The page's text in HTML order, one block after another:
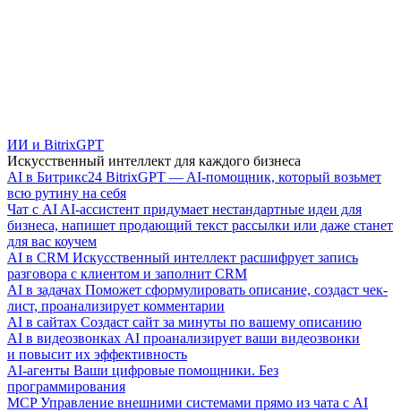
ИИ и BitrixGPT
Искусственный интеллект для каждого бизнеса
AI в Битрикс24 BitrixGPT — AI-помощник, который возьмет
всю рутину на себя
Чат с AI AI-ассистент придумает нестандартные идеи для
бизнеса, напишет продающий текст рассылки или даже станет
для вас коучем
AI в CRM Искусственный интеллект расшифрует запись
разговора с клиентом и заполнит CRM
AI в задачах Поможет сформулировать описание, создаст чек-
лист, проанализирует комментарии
AI в сайтах Создаст сайт за минуты по вашему описанию
AI в видеозвонках AI проанализирует ваши видеозвонки
и повысит их эффективность
AI-агенты Ваши цифровые помощники. Без
программирования
MCP Управление внешними системами прямо из чата с AI